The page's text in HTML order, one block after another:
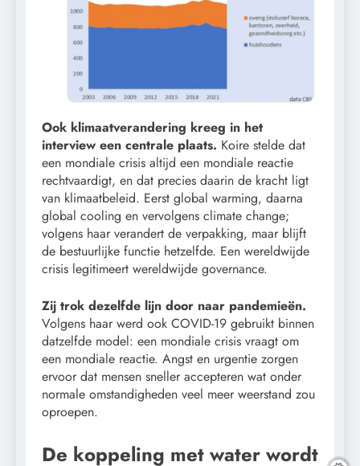
Ook klimaatverandering kreeg in het
interview een centrale plaats. Koire stelde dat
een mondiale crisis altijd een mondiale reactie
rechtvaardigt, en dat precies daarin de kracht ligt
van klimaatbeleid. Eerst global warming, daarna
global cooling en vervolgens climate change;
volgens haar verandert de verpakking, maar blijft
de bestuurlijke functie hetzelfde. Een wereldwijde
crisis legitimeert wereldwijde governance.
Zij trok dezelfde lijn door naar pandemieën.
Volgens haar werd ook COVID-19 gebruikt binnen
datzelfde model: een mondiale crisis vraagt om
een mondiale reactie. Angst en urgentie zorgen
ervoor dat mensen sneller accepteren wat onder
normale omstandigheden veel meer weerstand zou
oproepen.
De koppeling met water wordt